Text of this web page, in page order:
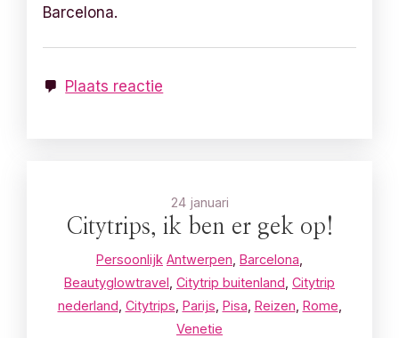
Barcelona.
Plaats reactie
24 januari
Citytrips, ik ben er gek op!
Persoonlijk Antwerpen Barcelona
Beautyglowtravel Citytrip buitenland Citytrip
nederland Citytrips Parijs Pisa Reizen Rome
Venetie